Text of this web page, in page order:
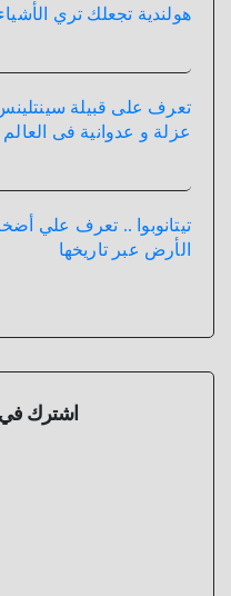
هولندية تجعلك تري
تعرف على قبيلة
عزلة و عدوانية فى العالم
تيتانوبوا .. تعرف علي
الأرض عبر تاريخها
اشترك في